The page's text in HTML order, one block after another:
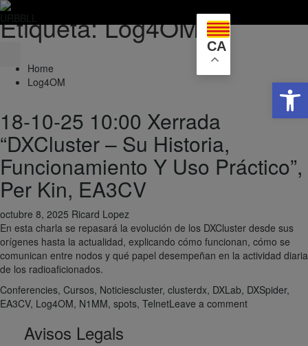
Skip
to
Etiqueta:Log4OM
Home
Log4OM
18-10-25 10:00 Xerrada
“DXCluster – Su Historia,
Funcionamiento Y Uso Práctico”,
Per Kin, EA3CV
octubre 8, 2025 Ricard Lopez
En esta charla se repasará la evolución de los DXCluster desde sus
orígenes hasta la actualidad, explicando cómo funcionan, cómo se
comunican entre nodos y qué papel desempeñan en la actividad diaria
de los radioaficionados.
Conferencies, Cursos, Noticiescluster, clusterdx, DXLab, DXSpider,
EA3CV, Log4OM, N1MM, spots, TelnetLeave a comment
Avisos Legals
CA
Obre